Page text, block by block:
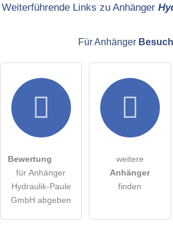
E-Mail-Adresse (wird nicht
Hiermit akzeptiere ich die .
öffentliche Frage stellen Abbrechen
Hinweis: Bitte beachten Sie, öffentliche
Weiterführende Links zu Anhänger
Für Anhänger
Bewertung
für Anhänger
Hydraulik-Paule
GmbH abgeben
weitere
Anhänger
finden